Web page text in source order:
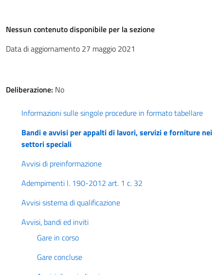
Nessun contenuto disponibile per la sezione
Data di aggiornamento 27 maggio 2021
Deliberazione: No
Informazioni sulle singole procedure in formato tabellare
Bandi e avvisi per appalti di lavori, servizi e forniture nei
settori speciali
Avvisi di preinformazione
Adempimenti l. 190-2012 art. 1 c. 32
Avvisi sistema di qualificazione
Avvisi, bandi ed inviti
Gare in corso
Gare concluse